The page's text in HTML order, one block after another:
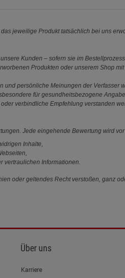
jeweilige Produkt tatsächlich bei uns
Kunden – sofern sie im
Produkten oder unserem Shop
persönliche Meinungen der
für gesundheitsbezogene
verbindliche Empfehlung verstanden
Jede eingehende Bewertung wird
Inhalte,
vertraulichen Informationen.
oder geltendes Recht verstoßen, ganz
Über uns
Karriere